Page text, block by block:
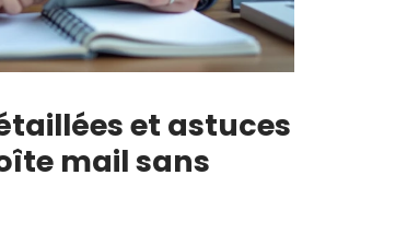
et astuces
mail sans